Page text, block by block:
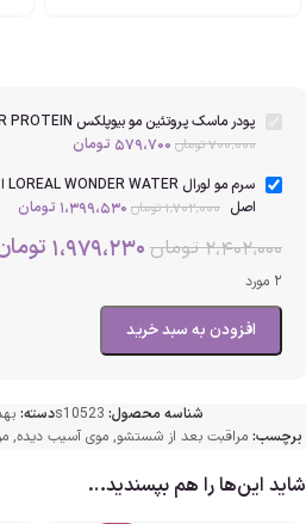
پودر ماسک پروتئین مو بیوپلکس BIOPLEX HAIR PROTEIN حجم100gr اصل
700،000تومان 579،700 تومان
اصل 1،702،000تومان 1،399،530 تومان
2،402،000 تومان 1،979،230
2 مورد
افزودن به سبد خرید
شناسه محصول: s10523دسته:
برچسب: مراقبت بعد از شستشو, موی آسیب دیده,
شاید این‌ها را هم بپسندید…